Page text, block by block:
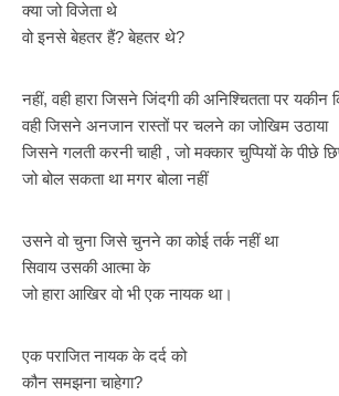
क्या जो विजेता थे
वो इनसे बेहतर हैं? बेहतर थे?
नहीं, वही हारा जिसने जिंदगी की अनिश्चितता पर यकीन
वही जिसने अनजान रास्तों पर चलने का जोखिम उठाया
जिसने गलती करनी चाही , जो मक्कार चुप्पियों के पीछे
जो बोल सकता था मगर बोला नहीं
उसने वो चुना जिसे चुनने का कोई तर्क नहीं था
सिवाय उसकी आत्मा के
जो हारा आखिर वो भी एक नायक था।
एक पराजित नायक के दर्द को
कौन समझना चाहेगा?